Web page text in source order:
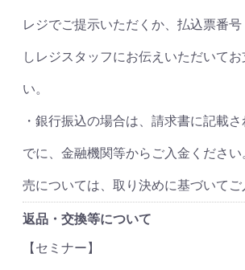
レジでご提示いただくか、払込票番
しレジスタッフにお伝えいただいてお
い。
・銀行振込の場合は、請求書に記載
でに、金融機関等からご入金くださ
売については、取り決めに基づいてご
返品・交換等について
【セミナー】